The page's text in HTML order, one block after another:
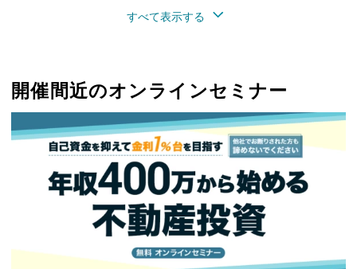
すべて表示する
開催間近のオンラインセミナー